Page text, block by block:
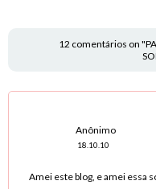
12 comentários on
Anônimo
18.10.10
Amei este blog, e amei essa